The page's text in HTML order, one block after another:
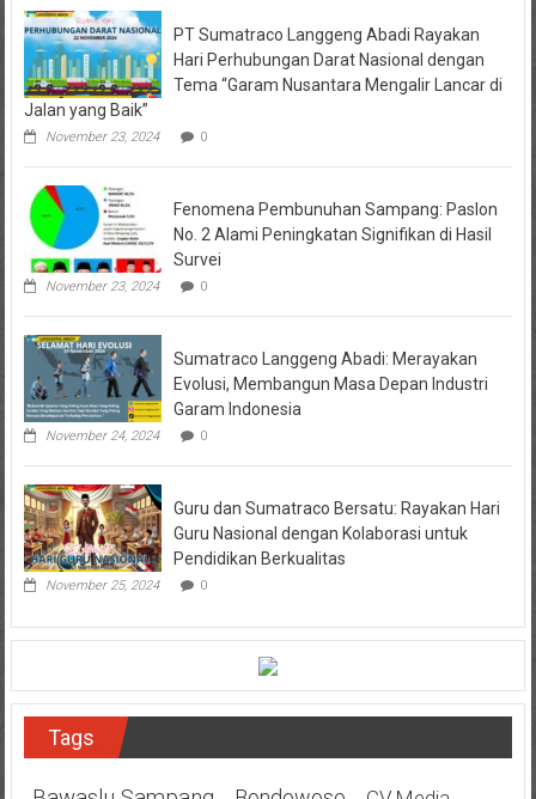
PT Sumatraco Langgeng Abadi Rayakan
Hari Perhubungan Darat Nasional dengan
Tema “Garam Nusantara Mengalir Lancar di
Jalan yang Baik”
November 23, 2024 0
Fenomena Pembunuhan Sampang: Paslon
No. 2 Alami Peningkatan Signifikan di Hasil
Survei
November 23, 2024 0
Sumatraco Langgeng Abadi: Merayakan
Evolusi, Membangun Masa Depan Industri
Garam Indonesia
November 24, 2024 0
Guru dan Sumatraco Bersatu: Rayakan Hari
Guru Nasional dengan Kolaborasi untuk
Pendidikan Berkualitas
November 25, 2024 0
Tags